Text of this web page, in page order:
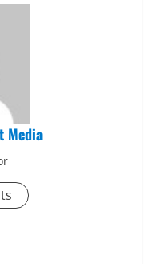
Media